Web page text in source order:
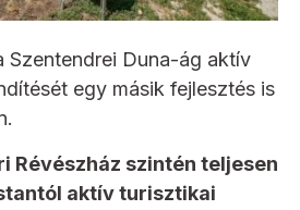
Szentendrei Duna-ág aktív
egy másik fejlesztés is
Révészház szintén teljesen
aktív turisztikai